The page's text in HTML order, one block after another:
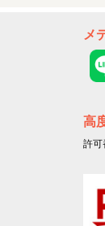
メ
高
許可